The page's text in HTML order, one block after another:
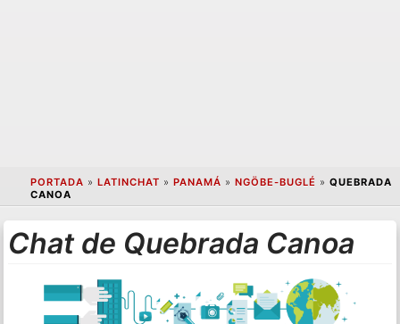
PORTADA » LATINCHAT » PANAMÁ » NGÖBE-BUGLÉ » QUEBRADA
CANOA
Chat de Quebrada Canoa